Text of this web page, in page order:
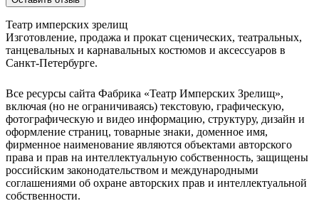
Театр имперских зрелищ
Изготовление, продажа и прокат сценических, театральных,
танцевальных и карнавальных костюмов и аксессуаров в
Санкт-Петербурге.
Все ресурсы сайта Фабрика «Театр Имперских Зрелищ»,
включая (но не ограничиваясь) текстовую, графическую,
фотографическую и видео информацию, структуру, дизайн и
оформление страниц, товарные знаки, доменное имя,
фирменное наименование являются объектами авторского
права и прав на интеллектуальную собственность, защищены
российским законодательством и международными
соглашениями об охране авторских прав и интеллектуальной
собственности.